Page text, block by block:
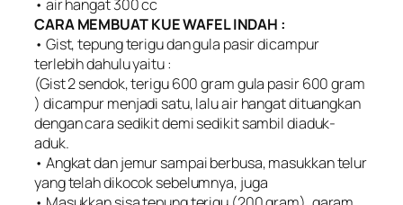
• air hangat 300 cc
CARA MEMBUAT KUE WAFEL INDAH :
• Gist, tepung terigu dan gula pasir dicampur
terlebih dahulu yaitu :
(Gist 2 sendok, terigu 600 gram gula pasir 600 gram
) dicampur menjadi satu, lalu air hangat dituangkan
dengan cara sedikit demi sedikit sambil diaduk-
aduk.
• Angkat dan jemur sampai berbusa, masukkan telur
yang telah dikocok sebelumnya, juga